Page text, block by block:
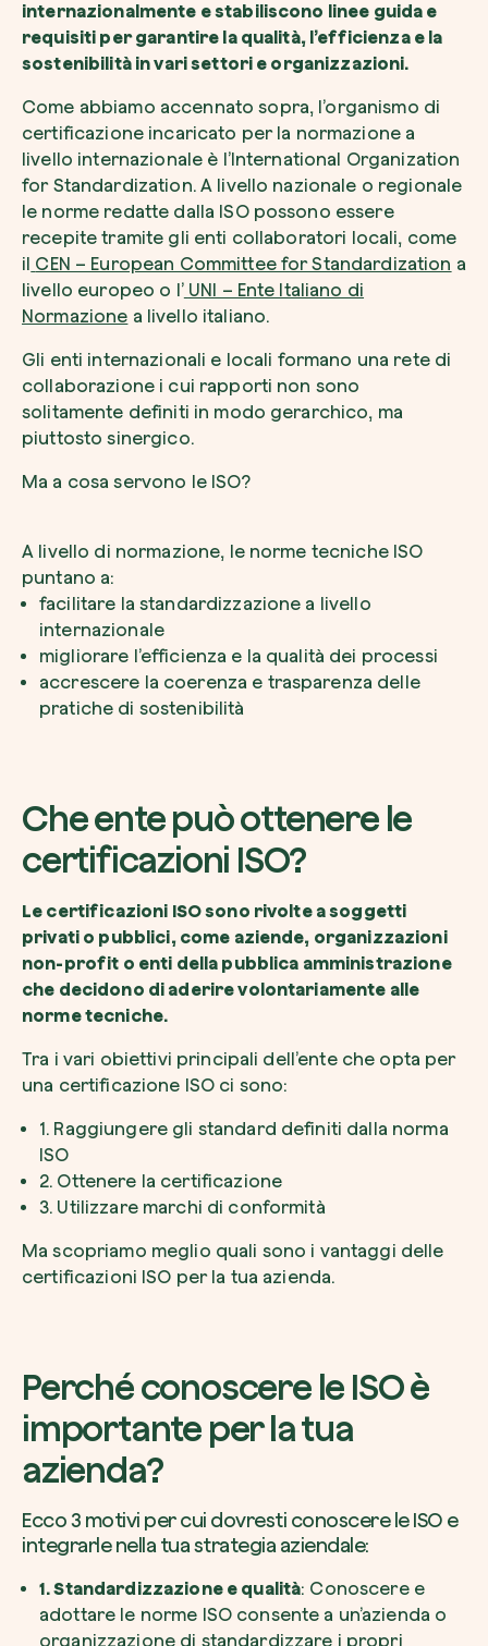
internazionalmente e stabiliscono linee guida e
requisiti per garantire la qualità, l’efficienza e la
sostenibilità in vari settori e organizzazioni.
Come abbiamo accennato sopra, l’organismo di
certificazione incaricato per la normazione a
livello internazionale è l’International Organization
for Standardization. A livello nazionale o regionale
le norme redatte dalla ISO possono essere
recepite tramite gli enti collaboratori locali, come
il CEN – European Committee for Standardization a
livello europeo o l’ UNI – Ente Italiano di
Normazione a livello italiano.
Gli enti internazionali e locali formano una rete di
collaborazione i cui rapporti non sono
solitamente definiti in modo gerarchico, ma
piuttosto sinergico.
Ma a cosa servono le ISO?
A livello di normazione, le norme tecniche ISO
puntano a:
facilitare la standardizzazione a livello
internazionale
migliorare l’efficienza e la qualità dei processi
accrescere la coerenza e trasparenza delle
pratiche di sostenibilità
Che ente può ottenere le
certificazioni ISO?
Le certificazioni ISO sono rivolte a soggetti
privati o pubblici, come aziende, organizzazioni
non-profit o enti della pubblica amministrazione
che decidono di aderire volontariamente alle
norme tecniche.
Tra i vari obiettivi principali dell’ente che opta per
una certificazione ISO ci sono:
1. Raggiungere gli standard definiti dalla norma
ISO
2. Ottenere la certificazione
3. Utilizzare marchi di conformità
Ma scopriamo meglio quali sono i vantaggi delle
certificazioni ISO per la tua azienda.
Perché conoscere le ISO è
importante per la tua
azienda?
Ecco 3 motivi per cui dovresti conoscere le ISO e
integrarle nella tua strategia aziendale:
1. Standardizzazione e qualità: Conoscere e
adottare le norme ISO consente a un’azienda o
organizzazione di standardizzare i propri
Esplora la mappa
Guarda i tuoi alberi crescere dallo spazio
tecnologia satellitare.
Inizia a esplorare
Riscatta un albero
Inserisci il tuo codice per riscattare un
Farti un giro sul nostro magazine